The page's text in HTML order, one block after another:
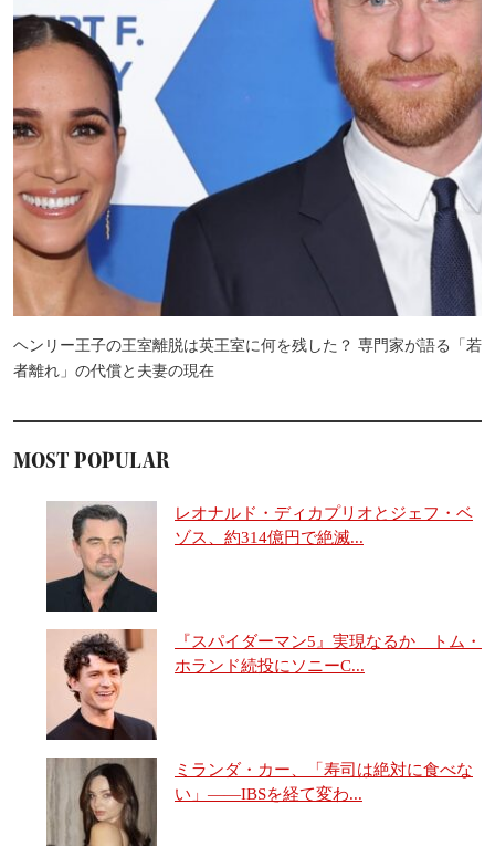
ヘンリー王子の王室離脱は英王室に何を残した？ 専門家が語る「若
者離れ」の代償と夫妻の現在
MOST POPULAR
レオナルド・ディカプリオとジェフ・ベ
ゾス、約314億円で絶滅...
『スパイダーマン5』実現なるか トム・
ホランド続投にソニーC...
ミランダ・カー、「寿司は絶対に食べな
い」――IBSを経て変わ...